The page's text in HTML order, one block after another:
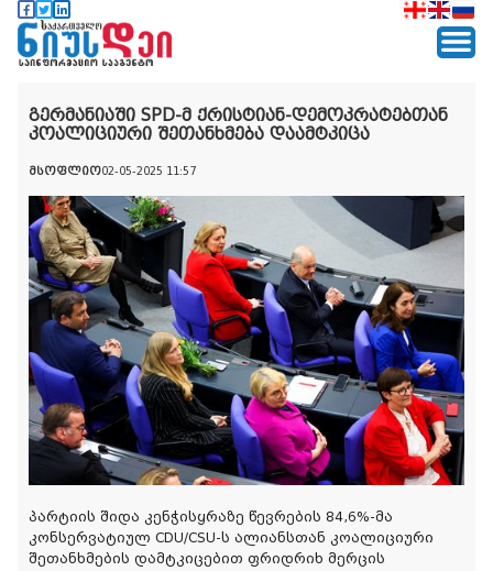
გერმანიაში SPD-მ ქრისტიან-დემოკრატებთან
კოალიციური შეთანხმება დაამტკიცა
მსოფლიო02-05-2025 11:57
პარტიის შიდა კენჭისყრაზე წევრების 84,6%-მა
კონსერვატიულ CDU/CSU-ს ალიანსთან კოალიციური
შეთანხმების დამტკიცებით ფრიდრიხ მერცის